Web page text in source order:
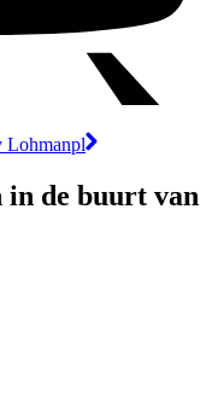
Lohmanpl
in de buurt van